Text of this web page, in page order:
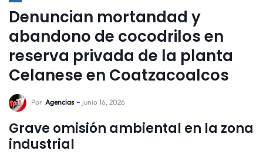
Denuncian mortandad y
abandono de cocodrilos en
reserva privada de la planta
Celanese en Coatzacoalcos
Por Agencias junio 16, 2026
Grave omisión ambiental en la zona
industrial